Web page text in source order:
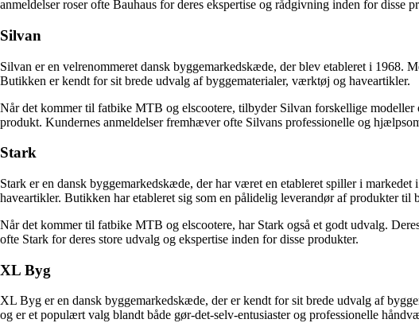
anmeldelser roser ofte Bauhaus for deres ekspertise og rådgivning inden for disse
Silvan
Silvan er en velrenommeret dansk byggemarkedskæde, der blev etableret i 1968.
Butikken er kendt for sit brede udvalg af byggematerialer, værktøj og haveartikler.
Når det kommer til fatbike MTB og elscootere, tilbyder Silvan forskellige
produkt. Kundernes anmeldelser fremhæver ofte Silvans professionelle og
Stark
Stark er en dansk byggemarkedskæde, der har været en etableret spiller i
haveartikler. Butikken har etableret sig som en pålidelig leverandør af produkter til
Når det kommer til fatbike MTB og elscootere, har Stark også et godt udvalg.
ofte Stark for deres store udvalg og ekspertise inden for disse produkter.
XL Byg
XL Byg er en dansk byggemarkedskæde, der er kendt for sit brede udvalg af
og er et populært valg blandt både gør-det-selv-entusiaster og professionelle